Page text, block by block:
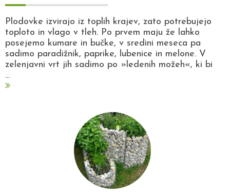
Plodovke izvirajo iz toplih krajev, zato potrebujejo
toploto in vlago v tleh. Po prvem maju že lahko
posejemo kumare in bučke, v sredini meseca pa
sadimo paradižnik, paprike, lubenice in melone. V
zelenjavni vrt jih sadimo po »ledenih možeh«, ki bi
...